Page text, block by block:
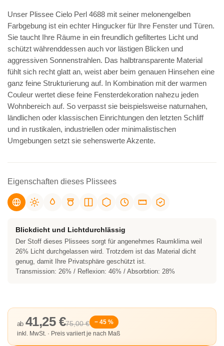
Unser Plissee Cielo Perl 4688 mit seiner melonengelben
Farbgebung ist ein echter Hingucker für Ihre Fenster und Türen.
Sie taucht Ihre Räume in ein freundlich gefiltertes Licht und
schützt währenddessen auch vor lästigen Blicken und
aggressiven Sonnenstrahlen. Das halbtransparente Material
fühlt sich recht glatt an, weist aber beim genauen Hinsehen eine
ganz feine Strukturierung auf. In Kombination mit der warmen
Couleur wertet diese feine Fensterdekoration nahezu jeden
Wohnbereich auf. So verpasst sie beispielsweise naturnahen,
ländlichen oder klassischen Einrichtungen den letzten Schliff
und in rustikalen, industriellen oder minimalistischen
Umgebungen setzt sie sehenswerte Akzente.
Eigenschaften dieses Plissees
Blickdicht und Lichtdurchlässig
Der Stoff dieses Plissees sorgt für angenehmes Raumklima weil
26% Licht durchgelassen wird. Trotzdem ist das Material dicht
genug, damit Ihre Privatsphäre geschützt ist.
Transmission: 26% / Reflexion: 46% / Absorbtion: 28%
75,00 €
ab 41,25 €
− 45 %
inkl. MwSt. · Preis variiert je nach Maß